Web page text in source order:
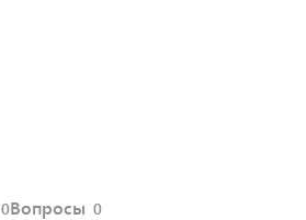
0Вопросы 0